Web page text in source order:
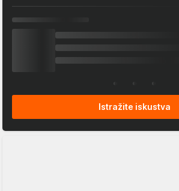
Istražite iskustva